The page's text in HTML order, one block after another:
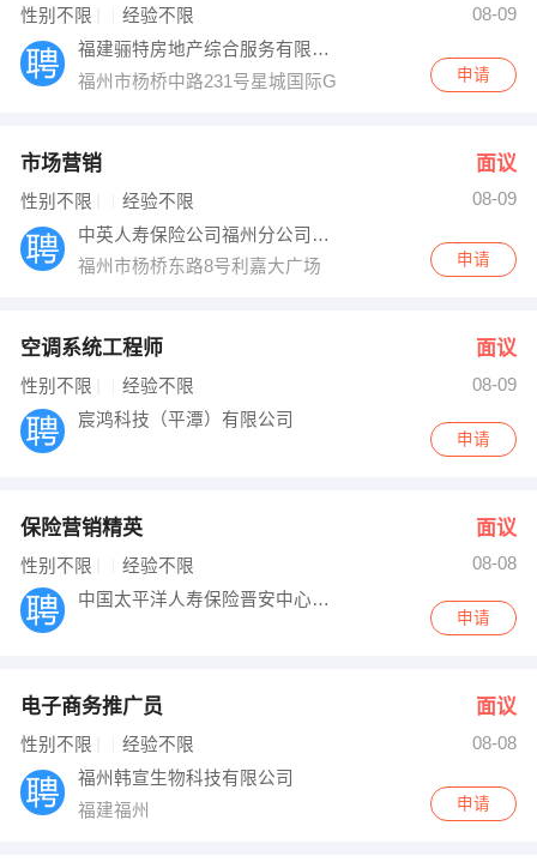
性别不限 经验不限
08-09
福建骊特房地产综合服务有限责任公司
福州市杨桥中路231号星城国际G层
申请
市场营销 面议
性别不限 经验不限
08-09
中英人寿保险公司福州分公司鼓楼营销部
福州市杨桥东路8号利嘉大广场
申请
空调系统工程师 面议
性别不限 经验不限
08-09
宸鸿科技（平潭）有限公司
申请
保险营销精英 面议
性别不限 经验不限
08-08
中国太平洋人寿保险晋安中心支公司
申请
电子商务推广员 面议
性别不限 经验不限
08-08
福州韩宣生物科技有限公司
福建福州
申请